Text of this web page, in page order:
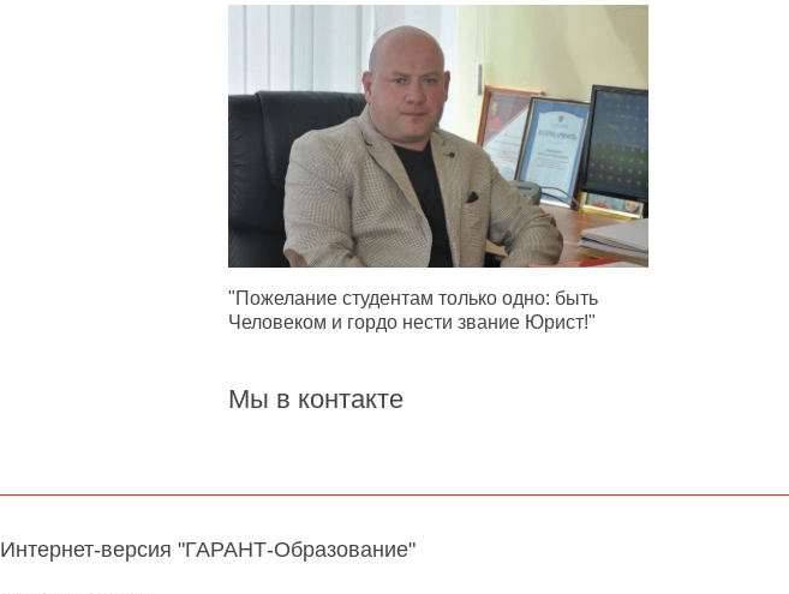
"Пожелание студентам только одно: быть
Человеком и гордо нести звание Юрист!"
Мы в контакте
Интернет-версия "ГАРАНТ-Образование"